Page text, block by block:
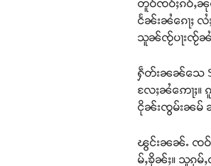
တူဝ်ၸဝ်ႈၵဝ်ႇၼု
ငႅၼ်းၼႆၵေႃႈ လႆ
သူၼ်ၸႂ်ပႃးၸႂ်ၼႆႉ
ႁဵတ်းၼၼ်သေ
လႄႈၼႆဢေႃႈ။ ၵူ
ငိုၼ်းၸွမ်းၼမ်
ၽွင်းၼၼ်ႉ ၸဝ်
မ်ႇၶိုၼ်ႈ။ သူၵုမ်